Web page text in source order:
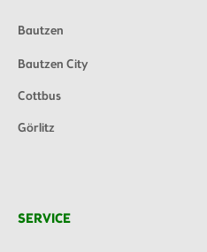
Bautzen
Bautzen City
Cottbus
Görlitz
SERVICE